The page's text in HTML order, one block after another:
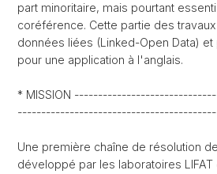
part minoritaire, mais pourtant
coréférence. Cette partie des
données liées (Linked-Open Data)
pour une application à l'anglais.
* MISSION
Une première chaîne de résolution
développé par les laboratoires LIFAT